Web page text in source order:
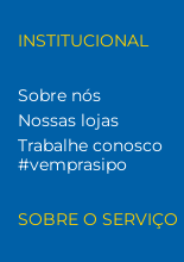
INSTITUCIONAL
Sobre nós
Nossas lojas
Trabalhe conosco
#vemprasipo
SOBRE O SERVIÇO